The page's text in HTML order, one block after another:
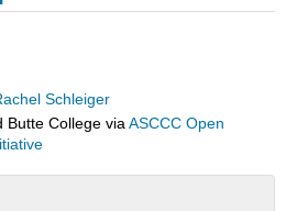
Schleiger
Butte College viaASCCC Open